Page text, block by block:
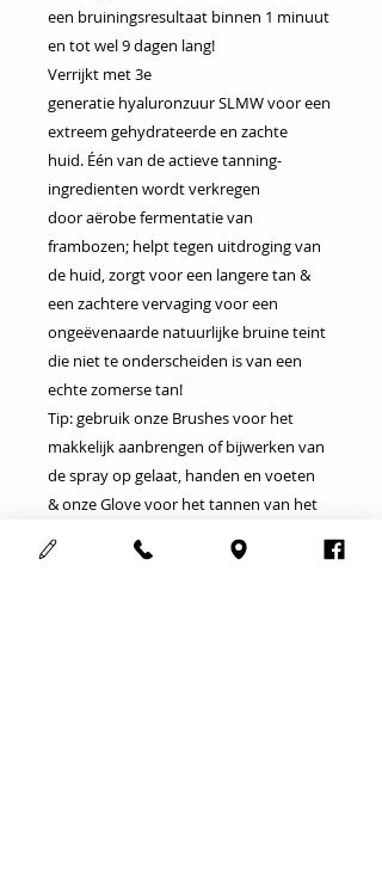
een bruiningsresultaat binnen 1 minuut
en tot wel 9 dagen lang!
Verrijkt met 3e
generatie hyaluronzuur SLMW voor een
extreem gehydrateerde en zachte
huid. Één van de actieve tanning-
ingredienten wordt verkregen
door aërobe fermentatie van
frambozen; helpt tegen uitdroging van
de huid, zorgt voor een langere tan &
een zachtere vervaging voor een
ongeëvenaarde natuurlijke bruine teint
die niet te onderscheiden is van een
echte zomerse tan!
Tip: gebruik onze Brushes voor het
makkelijk aanbrengen of bijwerken van
de spray op gelaat, handen en voeten
& onze Glove voor het tannen van het